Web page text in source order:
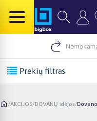
Prekių filtras
/AKCIJOS/DOVANŲ idėjos/